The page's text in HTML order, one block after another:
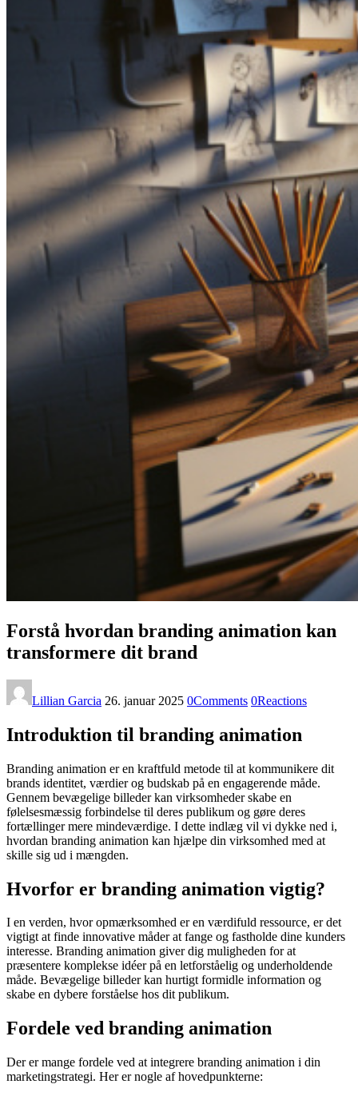
Forstå hvordan branding animation kan
transformere dit brand
Lillian Garcia 26. januar 2025 0Comments 0Reactions
Introduktion til branding animation
Branding animation er en kraftfuld metode til at kommunikere dit
brands identitet, værdier og budskab på en engagerende måde.
Gennem bevægelige billeder kan virksomheder skabe en
følelsesmæssig forbindelse til deres publikum og gøre deres
fortællinger mere mindeværdige. I dette indlæg vil vi dykke ned i,
hvordan branding animation kan hjælpe din virksomhed med at
skille sig ud i mængden.
Hvorfor er branding animation vigtig?
I en verden, hvor opmærksomhed er en værdifuld ressource, er det
vigtigt at finde innovative måder at fange og fastholde dine kunders
interesse. Branding animation giver dig muligheden for at
præsentere komplekse idéer på en letforståelig og underholdende
måde. Bevægelige billeder kan hurtigt formidle information og
skabe en dybere forståelse hos dit publikum.
Fordele ved branding animation
Der er mange fordele ved at integrere branding animation i din
marketingstrategi. Her er nogle af hovedpunkterne: